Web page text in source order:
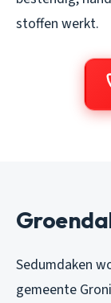
stoffen werkt.
Sedumdaken
gemeente